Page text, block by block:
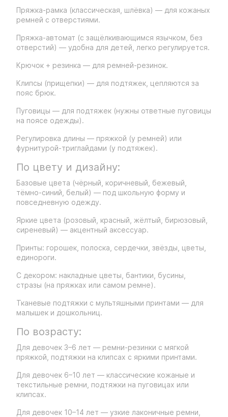
Пряжка-рамка (классическая, шлёвка) — для кожаных
ремней с отверстиями.
Пряжка-автомат (с защёлкивающимся язычком, без
отверстий) — удобна для детей, легко регулируется.
Крючок + резинка — для ремней-резинок.
Клипсы (прищепки) — для подтяжек, цепляются за
пояс брюк.
Пуговицы — для подтяжек (нужны ответные пуговицы
на поясе одежды).
Регулировка длины — пряжкой (у ремней) или
фурнитурой-триглайдами (у подтяжек).
По цвету и дизайну:
Базовые цвета (чёрный, коричневый, бежевый,
тёмно-синий, белый) — под школьную форму и
повседневную одежду.
Яркие цвета (розовый, красный, жёлтый, бирюзовый,
сиреневый) — акцентный аксессуар.
Принты: горошек, полоска, сердечки, звёзды, цветы,
единороги.
С декором: накладные цветы, бантики, бусины,
стразы (на пряжках или самом ремне).
Тканевые подтяжки с мультяшными принтами — для
малышек и дошкольниц.
По возрасту:
Для девочек 3–6 лет — ремни-резинки с мягкой
пряжкой, подтяжки на клипсах с яркими принтами.
Для девочек 6–10 лет — классические кожаные и
текстильные ремни, подтяжки на пуговицах или
клипсах.
Для девочек 10–14 лет — узкие лаконичные ремни,